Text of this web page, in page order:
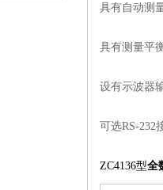
具有自动测
具有测量平
设有示波器
可选RS-232
ZC4136型全